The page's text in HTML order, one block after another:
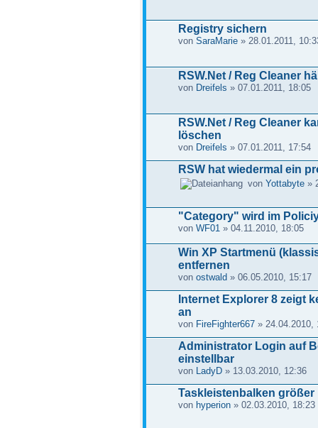
Registry sichern
von SaraMarie» 28.01.2011,
RSW.Net / Reg Cleaner
von Dreifels » 07.01.2011, 18:05
RSW.Net / Reg Cleaner
löschen
von Dreifels » 07.01.2011, 17:54
RSW hat wiedermal ein
von Yottabyte»
"Category" wird im
von WF01» 04.11.2010, 18:05
Win XP Startmenü
entfernen
von ostwald » 06.05.2010, 15:17
Internet Explorer 8 zeigt
an
von FireFighter667» 24.04.2010,
Administrator Login auf
einstellbar
von LadyD» 13.03.2010, 12:36
Taskleistenbalken größer
von hyperion» 02.03.2010, 18:23